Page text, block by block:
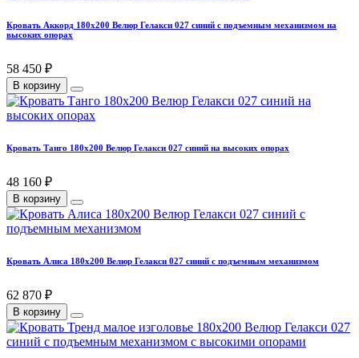
Кровать Аккорд 180х200 Велюр Гелакси 027 синий с подъемным механизмом на
высоких опорах
58 450 ₽
В корзину
Кровать Танго 180х200 Велюр Гелакси 027 синий на высоких опорах
48 160 ₽
В корзину
Кровать Алиса 180х200 Велюр Гелакси 027 синий с подъемным механизмом
62 870 ₽
В корзину